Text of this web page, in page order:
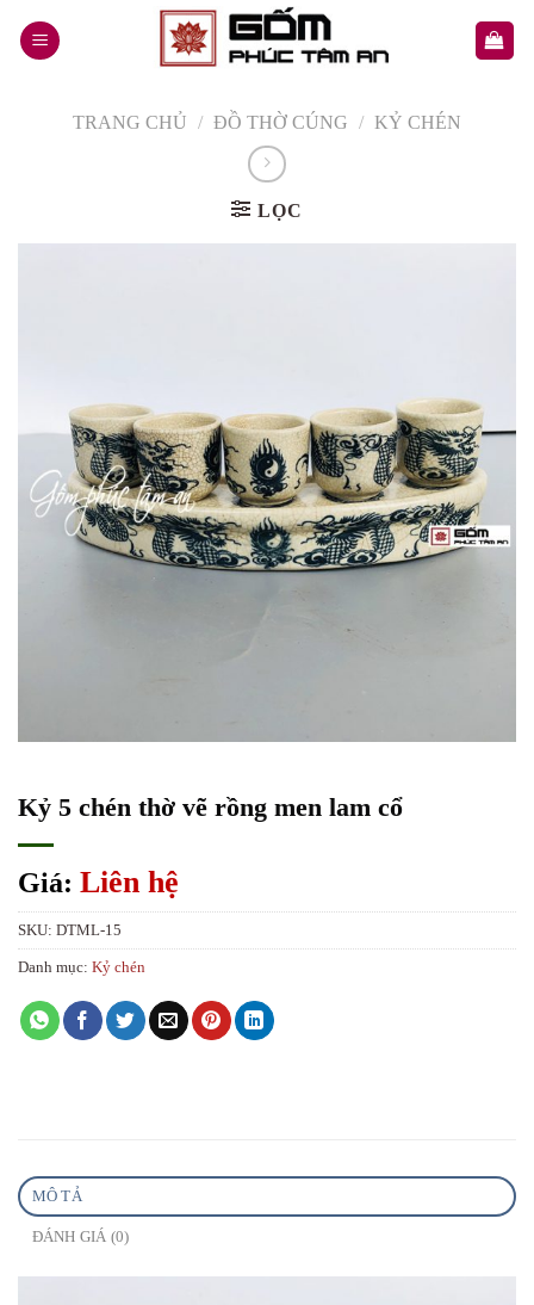
TRANG CHỦ / ĐỒ THỜ CÚNG / KỶ CHÉN
LỌC
Kỷ 5 chén thờ vẽ rồng men lam cổ
Giá: Liên hệ
SKU: DTML-15
Danh mục: Kỷ chén
MÔ TẢ
ĐÁNH GIÁ (0)